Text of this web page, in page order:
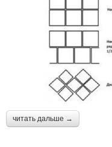
читать дальше →